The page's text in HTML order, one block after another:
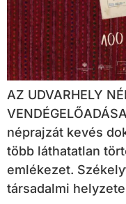
AZ UDVARHELY
néprajzát kevés
több láthatatlan
emlékezet.
társadalmi